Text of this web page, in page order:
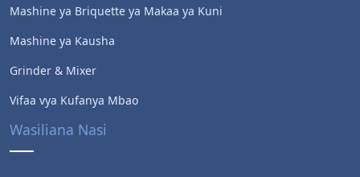
Mashine ya Briquette ya Makaa ya Kuni
Mashine ya Kausha
Grinder & Mixer
Vifaa vya Kufanya Mbao
Wasiliana Nasi